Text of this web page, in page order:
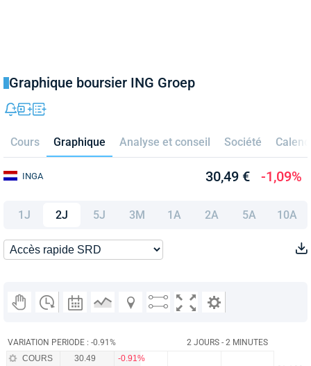
Graphique boursier ING Groep
Cours Graphique Analyse et conseil Société
INGA 30,49 € -1,09%
1J 2J 5J 3M 1A 2A 5A 10A
VARIATION PERIODE : -0.91% 2 JOURS - 2 MINUTES
COURS 30.49 -0.91%